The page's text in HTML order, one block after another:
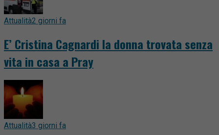
Attualità2 giorni fa
E’ Cristina Cagnardi la donna trovata senza
vita in casa a Pray
Attualità3 giorni fa